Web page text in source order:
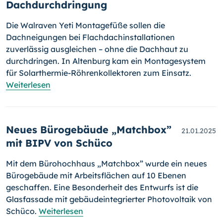
Dachdurchdringung
Die Walraven Yeti Montagefüße sollen die
Dachneigungen bei Flachdachinstallationen
zuverlässig ausgleichen – ohne die Dachhaut zu
durchdringen. In Altenburg kam ein Montagesystem
für Solarthermie-Röhrenkollektoren zum Einsatz.
Weiterlesen
Neues Bürogebäude „Matchbox”
mit BIPV von Schüco
21.01.2025
Mit dem Bürohochhaus „Matchbox” wurde ein neues
Bürogebäude mit Arbeitsflächen auf 10 Ebenen
geschaffen. Eine Besonderheit des Entwurfs ist die
Glasfassade mit gebäudeintegrierter Photovoltaik von
Schüco. Weiterlesen